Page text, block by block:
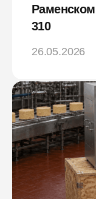
310
26.05.2026